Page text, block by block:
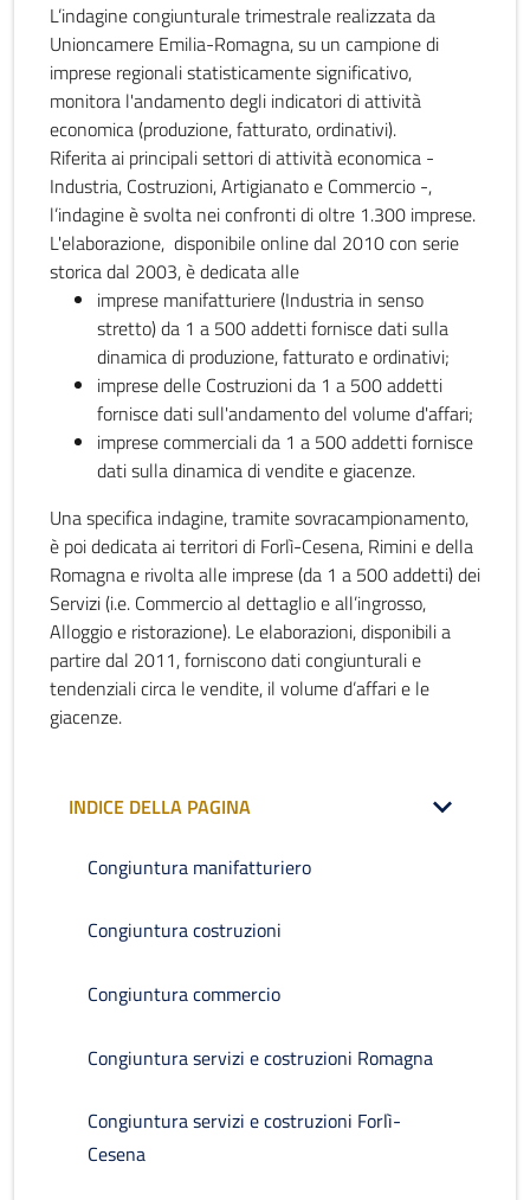
L’indagine congiunturale trimestrale realizzata da
Unioncamere Emilia-Romagna, su un campione di
imprese regionali statisticamente significativo,
monitora l'andamento degli indicatori di attività
economica (produzione, fatturato, ordinativi).
Riferita ai principali settori di attività economica -
Industria, Costruzioni, Artigianato e Commercio -,
l’indagine è svolta nei confronti di oltre 1.300 imprese.
L'elaborazione, disponibile online dal 2010 con serie
storica dal 2003, è dedicata alle
imprese manifatturiere (Industria in senso
stretto) da 1 a 500 addetti fornisce dati sulla
dinamica di produzione, fatturato e ordinativi;
imprese delle Costruzioni da 1 a 500 addetti
fornisce dati sull'andamento del volume d'affari;
imprese commerciali da 1 a 500 addetti fornisce
dati sulla dinamica di vendite e giacenze.
Una specifica indagine, tramite sovracampionamento,
è poi dedicata ai territori di Forlì-Cesena, Rimini e della
Romagna e rivolta alle imprese (da 1 a 500 addetti) dei
Servizi (i.e. Commercio al dettaglio e all’ingrosso,
Alloggio e ristorazione). Le elaborazioni, disponibili a
partire dal 2011, forniscono dati congiunturali e
tendenziali circa le vendite, il volume d’affari e le
giacenze.
INDICE DELLA PAGINA
Congiuntura manifatturiero
Congiuntura costruzioni
Congiuntura commercio
Congiuntura servizi e costruzioni Romagna
Congiuntura servizi e costruzioni Forlì-
Cesena